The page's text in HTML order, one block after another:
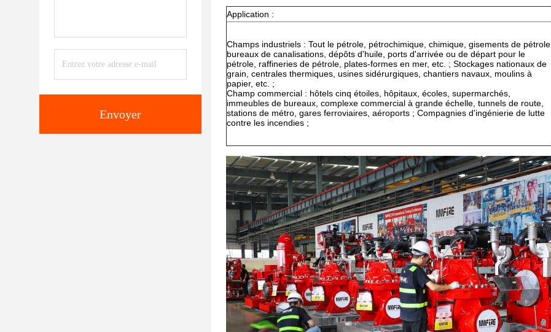
Envoyer
Application :
Champs industriels : Tout le pétrole, pétrochimique, chimique, gisements de pétrole,
bureaux de canalisations, dépôts d'huile, ports d'arrivée ou de départ pour le
pétrole, raffineries de pétrole, plates-formes en mer, etc. ; Stockages nationaux de
grain, centrales thermiques, usines sidérurgiques, chantiers navaux, moulins à
papier, etc. ;
Champ commercial : hôtels cinq étoiles, hôpitaux, écoles, supermarchés,
immeubles de bureaux, complexe commercial à grande échelle, tunnels de route,
stations de métro, gares ferroviaires, aéroports ; Compagnies d'ingénierie de lutte
contre les incendies ;